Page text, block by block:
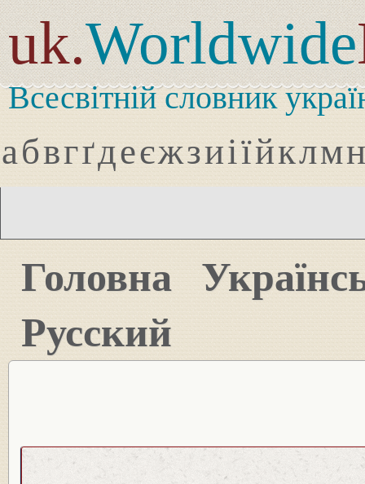
uk.Worldwide
Всесвітній словник
абвгґдеєжзиіїйклмн
Головна
Русский